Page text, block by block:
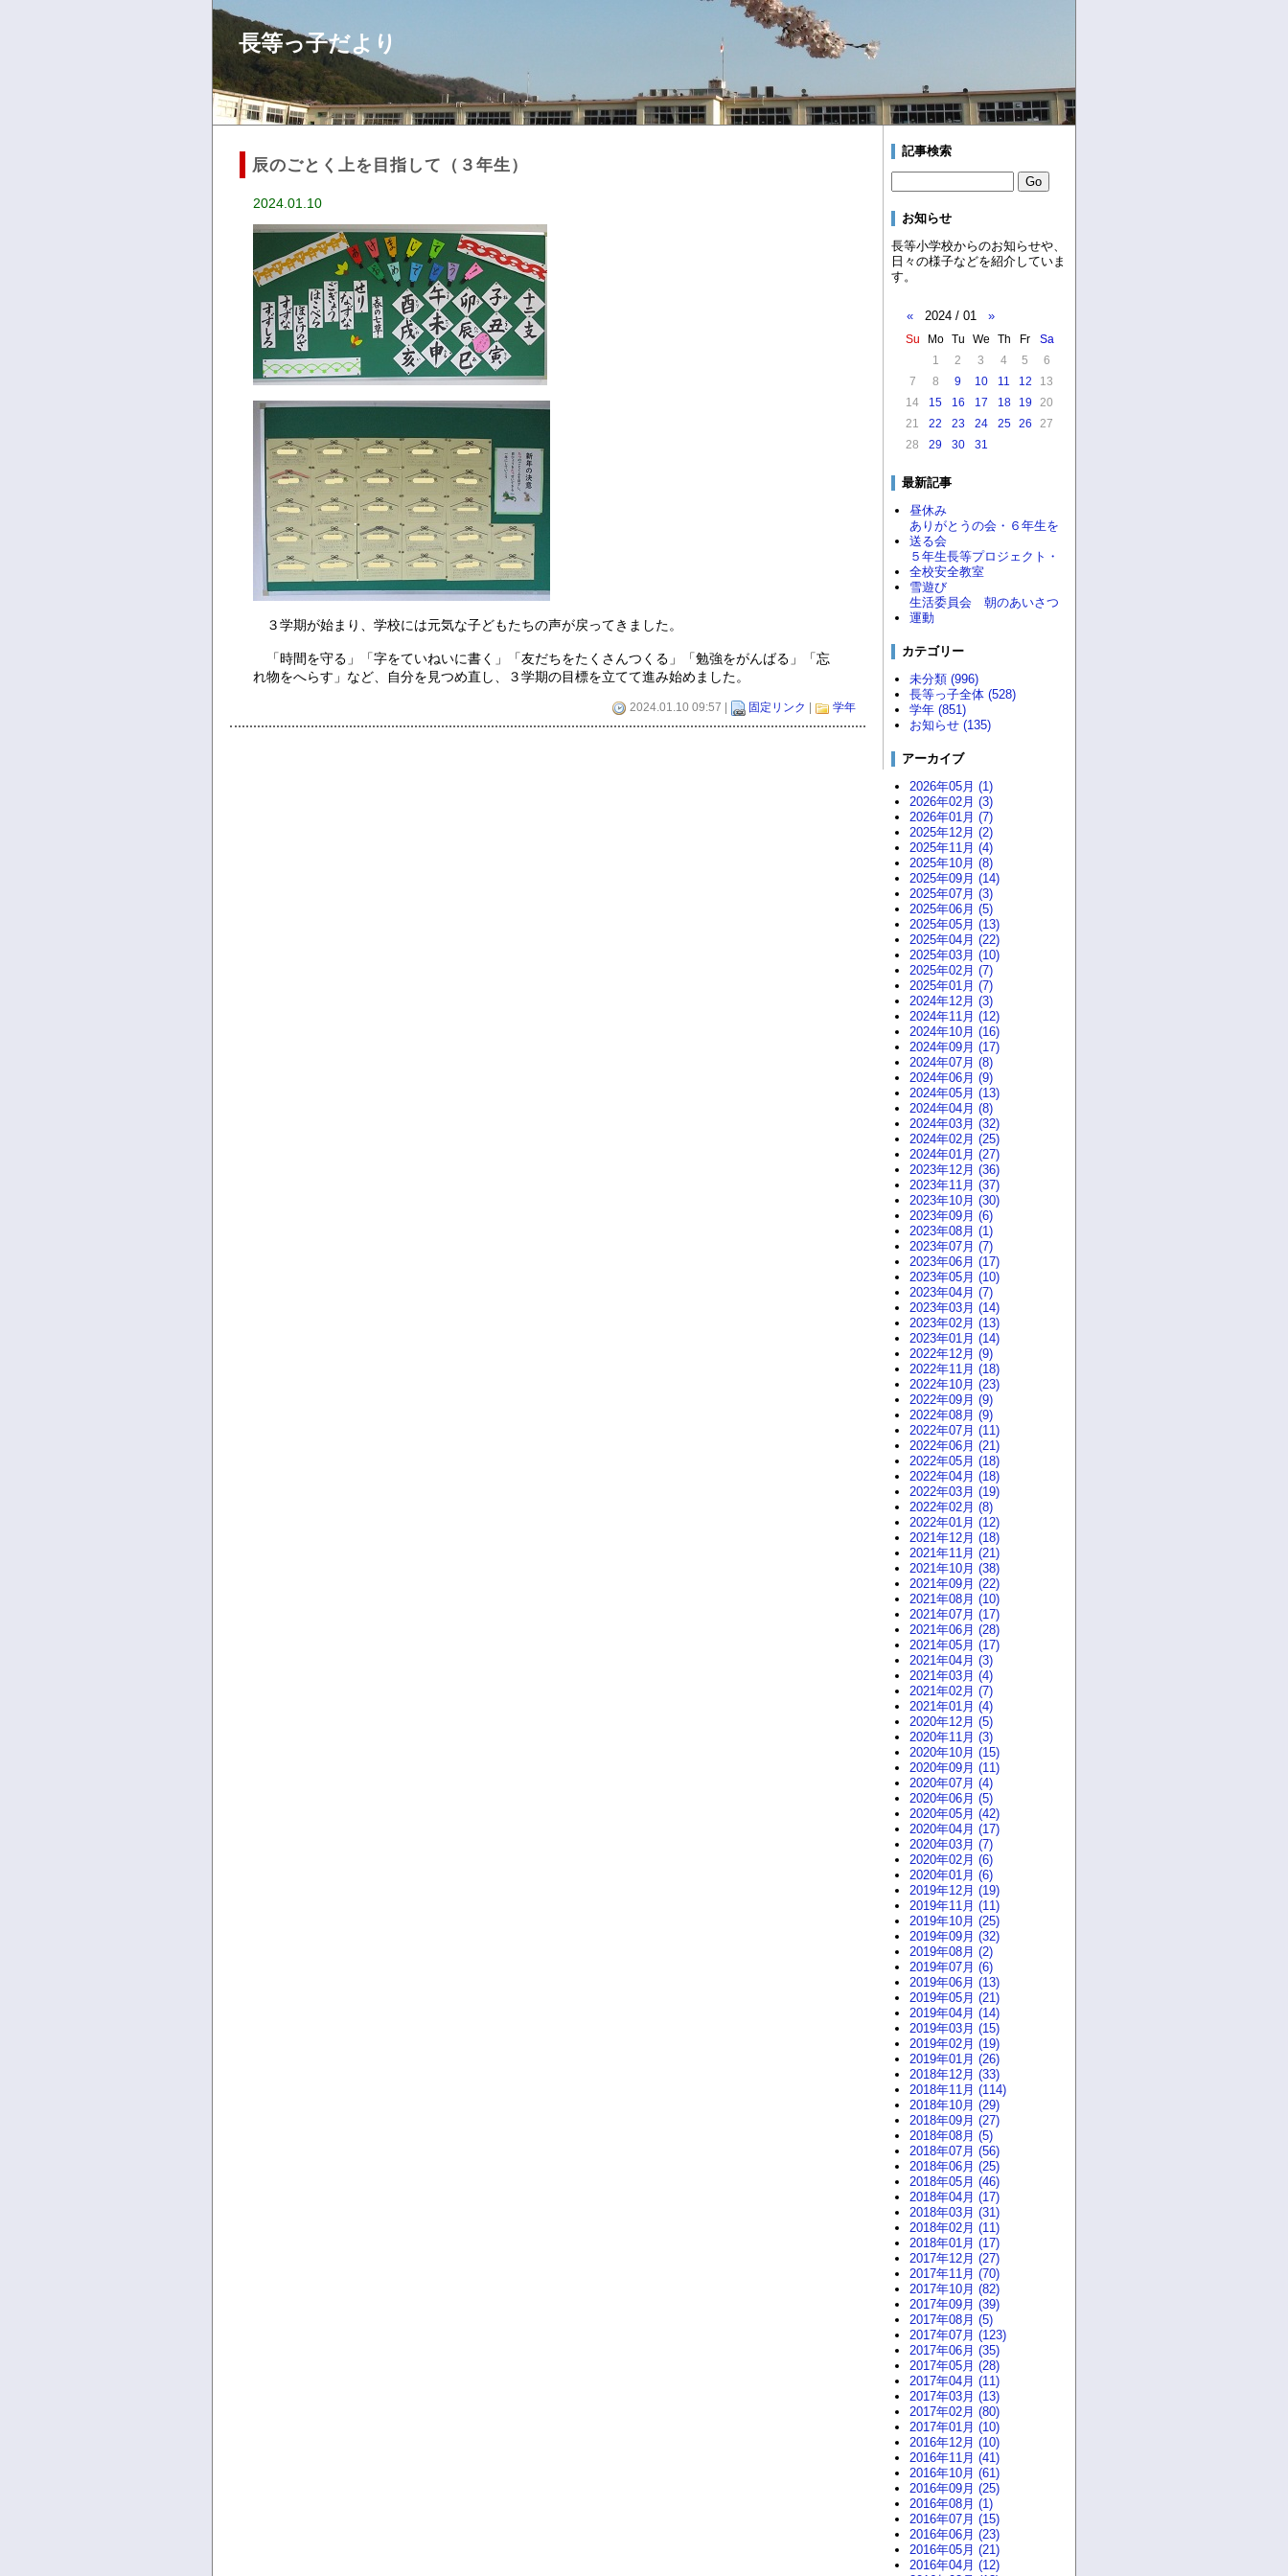
長等っ子だより
辰のごとく上を目指して（３年生）
2024.01.10
３学期が始まり、学校には元気な子どもたちの声が戻ってきました。
「時間を守る」「字をていねいに書く」「友だちをたくさんつくる」「勉強をがんばる」「忘
れ物をへらす」など、自分を見つめ直し、３学期の目標を立てて進み始めました。
2024.01.10 09:57 | 固定リンク 学年
記事検索
お知らせ
長等小学校からのお知らせや、
日々の様子などを紹介していま
す。
« 2024 / 01 »
Su Mo Tu We Th Fr
Sa
1
2 3 4 5
6
7
8 9 10 11 12
13
14
15 16 17 18 19
20
21
22 23 24 25 26
27
28
29 30 31
最新記事
昼休み
ありがとうの会・６年生を
送る会
５年生長等プロジェクト・
全校安全教室
雪遊び
生活委員会 朝のあいさつ
運動
カテゴリー
未分類 (996)
長等っ子全体 (528)
学年 (851)
お知らせ (135)
アーカイブ
2026年05月 (1)
2026年02月 (3)
2026年01月 (7)
2025年12月 (2)
2025年11月 (4)
2025年10月 (8)
2025年09月 (14)
2025年07月 (3)
2025年06月 (5)
2025年05月 (13)
2025年04月 (22)
2025年03月 (10)
2025年02月 (7)
2025年01月 (7)
2024年12月 (3)
2024年11月 (12)
2024年10月 (16)
2024年09月 (17)
2024年07月 (8)
2024年06月 (9)
2024年05月 (13)
2024年04月 (8)
2024年03月 (32)
2024年02月 (25)
2024年01月 (27)
2023年12月 (36)
2023年11月 (37)
2023年10月 (30)
2023年09月 (6)
2023年08月 (1)
2023年07月 (7)
2023年06月 (17)
2023年05月 (10)
2023年04月 (7)
2023年03月 (14)
2023年02月 (13)
2023年01月 (14)
2022年12月 (9)
2022年11月 (18)
2022年10月 (23)
2022年09月 (9)
2022年08月 (9)
2022年07月 (11)
2022年06月 (21)
2022年05月 (18)
2022年04月 (18)
2022年03月 (19)
2022年02月 (8)
2022年01月 (12)
2021年12月 (18)
2021年11月 (21)
2021年10月 (38)
2021年09月 (22)
2021年08月 (10)
2021年07月 (17)
2021年06月 (28)
2021年05月 (17)
2021年04月 (3)
2021年03月 (4)
2021年02月 (7)
2021年01月 (4)
2020年12月 (5)
2020年11月 (3)
2020年10月 (15)
2020年09月 (11)
2020年07月 (4)
2020年06月 (5)
2020年05月 (42)
2020年04月 (17)
2020年03月 (7)
2020年02月 (6)
2020年01月 (6)
2019年12月 (19)
2019年11月 (11)
2019年10月 (25)
2019年09月 (32)
2019年08月 (2)
2019年07月 (6)
2019年06月 (13)
2019年05月 (21)
2019年04月 (14)
2019年03月 (15)
2019年02月 (19)
2019年01月 (26)
2018年12月 (33)
2018年11月 (114)
2018年10月 (29)
2018年09月 (27)
2018年08月 (5)
2018年07月 (56)
2018年06月 (25)
2018年05月 (46)
2018年04月 (17)
2018年03月 (31)
2018年02月 (11)
2018年01月 (17)
2017年12月 (27)
2017年11月 (70)
2017年10月 (82)
2017年09月 (39)
2017年08月 (5)
2017年07月 (123)
2017年06月 (35)
2017年05月 (28)
2017年04月 (11)
2017年03月 (13)
2017年02月 (80)
2017年01月 (10)
2016年12月 (10)
2016年11月 (41)
2016年10月 (61)
2016年09月 (25)
2016年08月 (1)
2016年07月 (15)
2016年06月 (23)
2016年05月 (21)
2016年04月 (12)